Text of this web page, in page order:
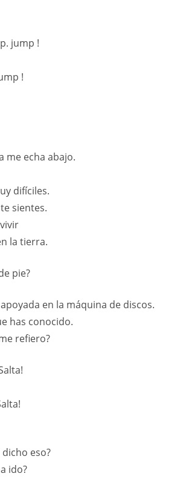
jump !
!
me echa abajo.
difíciles.
sientes.
la tierra.
pie?
en la máquina de discos.
has conocido.
refiero?
dicho eso?
ido?